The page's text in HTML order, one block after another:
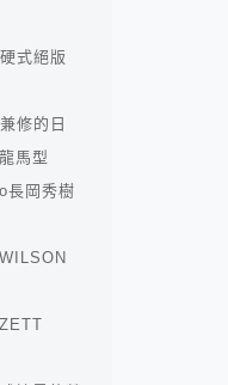
式絕版
修的日
馬型
長岡秀樹